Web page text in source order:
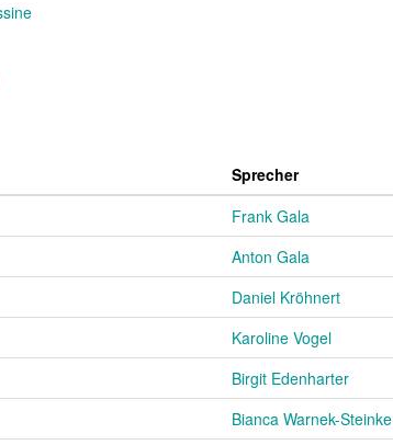
Sprecher
Frank Gala
Anton Gala
Daniel Kröhnert
Karoline Vogel
Birgit Edenharter
Bianca Warnek-Steinke